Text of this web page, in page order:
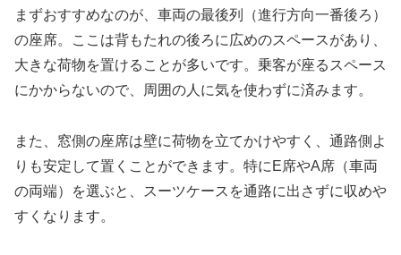
まずおすすめなのが、車両の最後列（進行方向一番後ろ）
の座席。ここは背もたれの後ろに広めのスペースがあり、
大きな荷物を置けることが多いです。乗客が座るスペース
にかからないので、周囲の人に気を使わずに済みます。
また、窓側の座席は壁に荷物を立てかけやすく、通路側よ
りも安定して置くことができます。特にE席やA席（車両
の両端）を選ぶと、スーツケースを通路に出さずに収めや
すくなります。